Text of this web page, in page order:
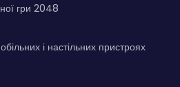
гри 2048
і настільних пристроях